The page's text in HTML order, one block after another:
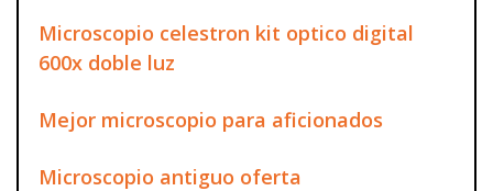
Microscopio celestron kit optico digital
600x doble luz
Mejor microscopio para aficionados
Microscopio antiguo oferta